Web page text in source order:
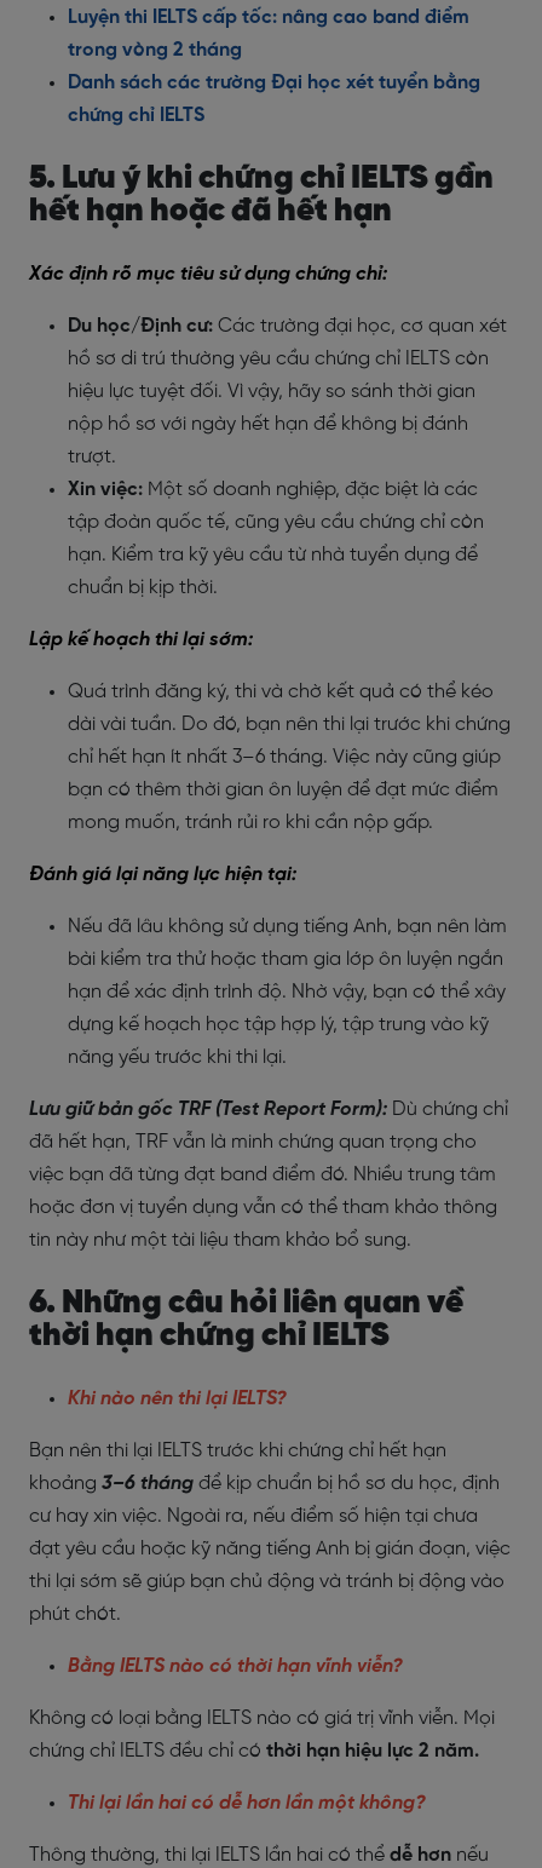
Luyện thi IELTS cấp tốc: nâng cao band điểm
trong vòng 2 tháng
Danh sách các trường Đại học xét tuyển bằng
chứng chỉ IELTS
5. Lưu ý khi chứng chỉ IELTS gần
hết hạn hoặc đã hết hạn
Xác định rõ mục tiêu sử dụng chứng chỉ:
Du học/Định cư: Các trường đại học, cơ quan xét
hồ sơ di trú thường yêu cầu chứng chỉ IELTS còn
hiệu lực tuyệt đối. Vì vậy, hãy so sánh thời gian
nộp hồ sơ với ngày hết hạn để không bị đánh
trượt.
Xin việc: Một số doanh nghiệp, đặc biệt là các
tập đoàn quốc tế, cũng yêu cầu chứng chỉ còn
hạn. Kiểm tra kỹ yêu cầu từ nhà tuyển dụng để
chuẩn bị kịp thời.
Lập kế hoạch thi lại sớm:
Quá trình đăng ký, thi và chờ kết quả có thể kéo
dài vài tuần. Do đó, bạn nên thi lại trước khi chứng
chỉ hết hạn ít nhất 3–6 tháng. Việc này cũng giúp
bạn có thêm thời gian ôn luyện để đạt mức điểm
mong muốn, tránh rủi ro khi cần nộp gấp.
Đánh giá lại năng lực hiện tại:
Nếu đã lâu không sử dụng tiếng Anh, bạn nên làm
bài kiểm tra thử hoặc tham gia lớp ôn luyện ngắn
hạn để xác định trình độ. Nhờ vậy, bạn có thể xây
dựng kế hoạch học tập hợp lý, tập trung vào kỹ
năng yếu trước khi thi lại.
Lưu giữ bản gốc TRF (Test Report Form): Dù chứng chỉ
đã hết hạn, TRF vẫn là minh chứng quan trọng cho
việc bạn đã từng đạt band điểm đó. Nhiều trung tâm
hoặc đơn vị tuyển dụng vẫn có thể tham khảo thông
tin này như một tài liệu tham khảo bổ sung.
6. Những câu hỏi liên quan về
thời hạn chứng chỉ IELTS
Khi nào nên thi lại IELTS?
Bạn nên thi lại IELTS trước khi chứng chỉ hết hạn
khoảng 3–6 tháng để kịp chuẩn bị hồ sơ du học, định
cư hay xin việc. Ngoài ra, nếu điểm số hiện tại chưa
đạt yêu cầu hoặc kỹ năng tiếng Anh bị gián đoạn, việc
thi lại sớm sẽ giúp bạn chủ động và tránh bị động vào
phút chót.
Bằng IELTS nào có thời hạn vĩnh viễn?
Không có loại bằng IELTS nào có giá trị vĩnh viễn. Mọi
chứng chỉ IELTS đều chỉ có thời hạn hiệu lực 2 năm.
Thi lại lần hai có dễ hơn lần một không?
Thông thường, thi lại IELTS lần hai có thể dễ hơn nếu